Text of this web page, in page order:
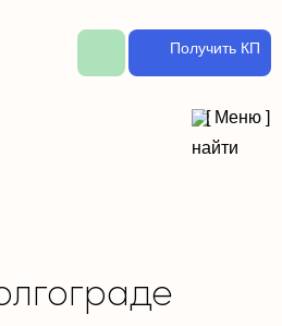
Получить КП
[ Меню ]